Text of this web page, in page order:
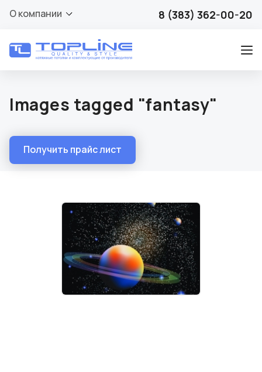
О компании 8 (383) 362-00-20
Images tagged "fantasy"
Получить прайс лист